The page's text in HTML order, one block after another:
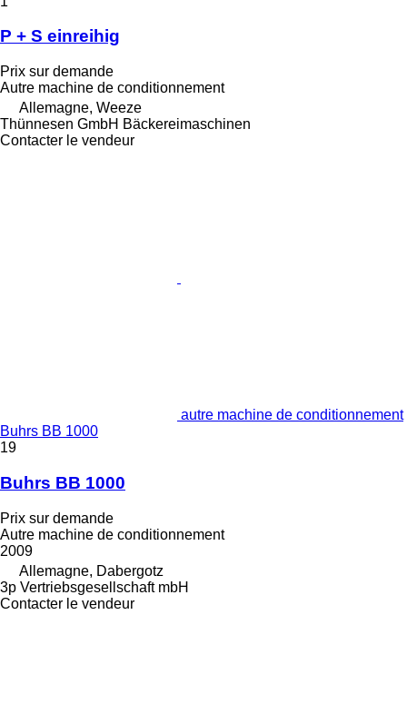
P + S einreihig
Prix sur demande
Autre machine de conditionnement
Allemagne, Weeze
Thünnesen GmbH Bäckereimaschinen
Contacter le vendeur
autre machine de conditionnement
Buhrs BB 1000
19
Buhrs BB 1000
Prix sur demande
Autre machine de conditionnement
2009
Allemagne, Dabergotz
3p Vertriebsgesellschaft mbH
Contacter le vendeur